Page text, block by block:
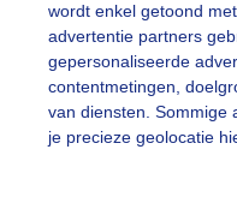
wordt enkel getoond
advertentie partners
gepersonaliseerde
contentmetingen,
van diensten. Sommige
je precieze geolocatie